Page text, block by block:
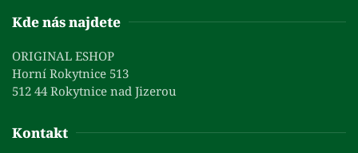
Kde nás najdete
ORIGINAL ESHOP
Horní Rokytnice 513
512 44 Rokytnice nad Jizerou
Kontakt